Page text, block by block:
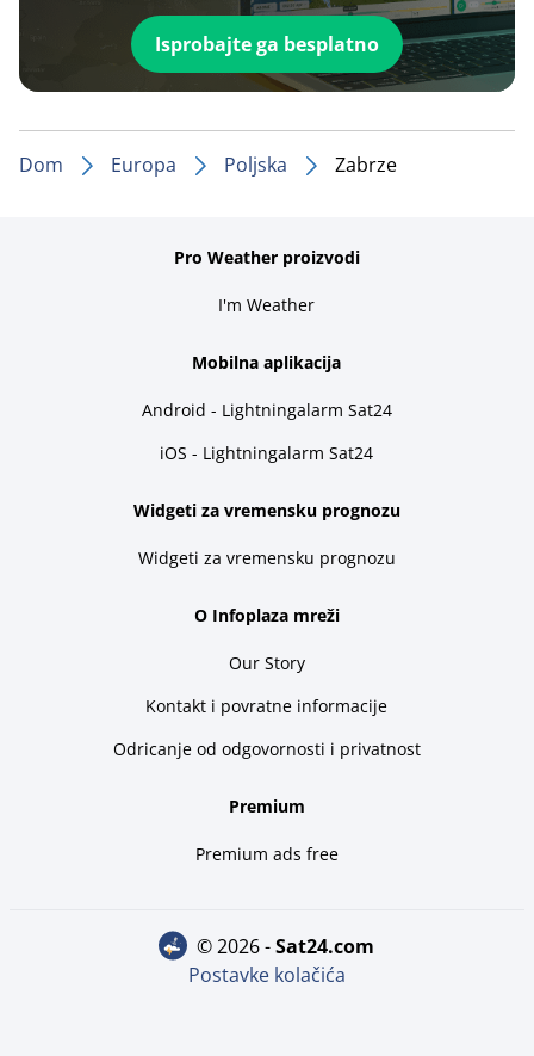
Isprobajte ga besplatno
Dom Europa Poljska Zabrze
Pro Weather proizvodi
I'm Weather
Mobilna aplikacija
Android - Lightningalarm Sat24
iOS - Lightningalarm Sat24
Widgeti za vremensku prognozu
Widgeti za vremensku prognozu
O Infoplaza mreži
Our Story
Kontakt i povratne informacije
Odricanje od odgovornosti i privatnost
Premium
Premium ads free
© 2026 - sat24.com
Postavke kolačića